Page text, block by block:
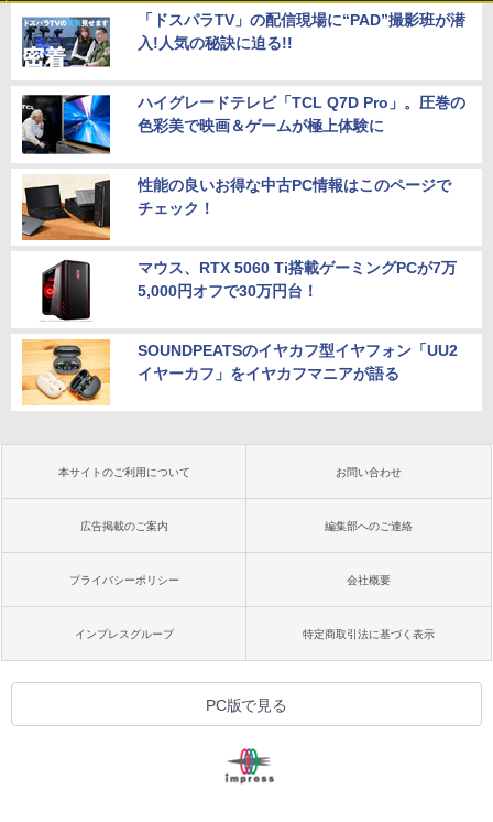
「ドスパラTV」の配信現場に“PAD”撮影班が潜
入!人気の秘訣に迫る!!
ハイグレードテレビ「TCL Q7D Pro」。圧巻の
色彩美で映画＆ゲームが極上体験に
性能の良いお得な中古PC情報はこのページで
チェック！
マウス、RTX 5060 Ti搭載ゲーミングPCが7万
5,000円オフで30万円台！
SOUNDPEATSのイヤカフ型イヤフォン「UU2
イヤーカフ」をイヤカフマニアが語る
本サイトのご利用について お問い合わせ
広告掲載のご案内 編集部へのご連絡
プライバシーポリシー 会社概要
インプレスグループ 特定商取引法に基づく表示
PC版で見る